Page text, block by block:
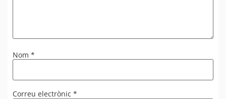
Nom *
Correu electrònic *